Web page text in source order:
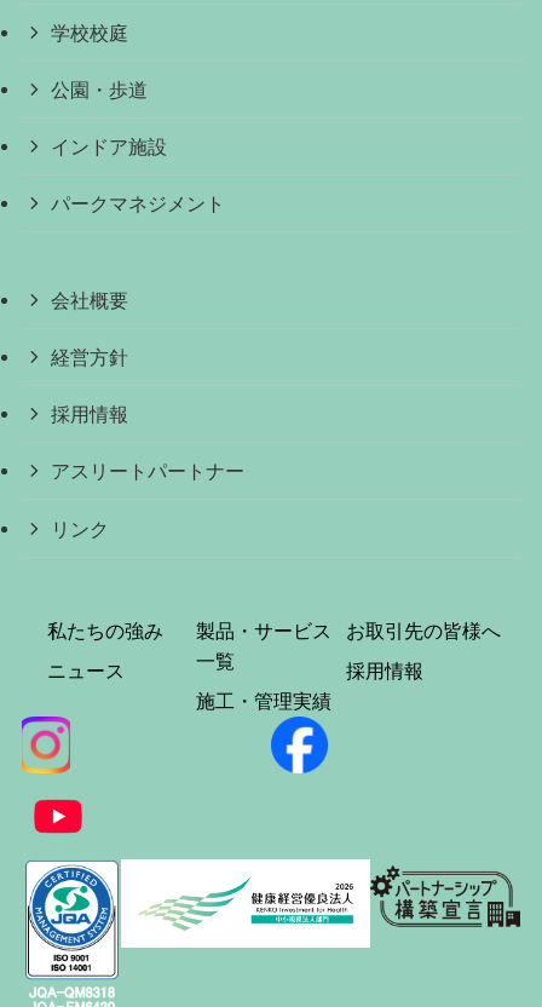
学校校庭
公園・歩道
インドア施設
パークマネジメント
会社概要
経営方針
採用情報
アスリートパートナー
リンク
私たちの強み
ニュース
製品・サービス
一覧
施工・管理実績
お取引先の皆様へ
採用情報